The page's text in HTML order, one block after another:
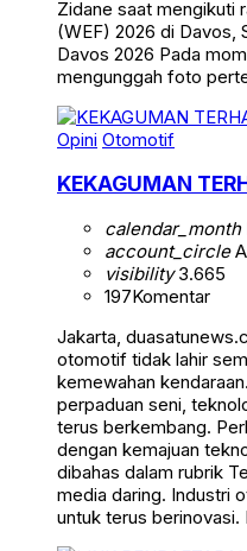
Zidane saat mengikuti
(WEF) 2026 di Davos,
Davos 2026 Pada
mengunggah foto
Opini Otomotif
KEKAGUMAN
calendar_month
account_circle
visibility3.665
197Komentar
Jakarta,
otomotif tidak lahir
kemewahan
perpaduan seni,
terus berkembang.
dengan kemajuan
dibahas dalam rubrik
media daring. Industri
untuk terus